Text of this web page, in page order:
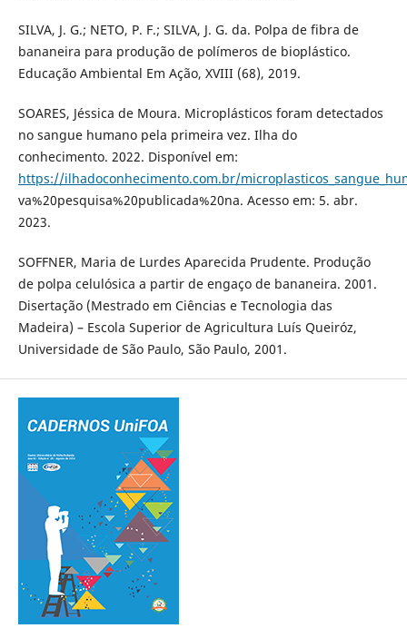
SILVA, J. G.; NETO, P. F.; SILVA, J. G. da. Polpa de fibra de
bananeira para produção de polímeros de bioplástico.
Educação Ambiental Em Ação, XVIII (68), 2019.
SOARES, Jéssica de Moura. Microplásticos foram detectados
no sangue humano pela primeira vez. Ilha do
conhecimento. 2022. Disponível em:
https://ilhadoconhecimento.com.br/
va%20pesquisa%20publicada%20na. Acesso em: 5. abr.
2023.
SOFFNER, Maria de Lurdes Aparecida Prudente. Produção
de polpa celulósica a partir de engaço de bananeira. 2001.
Disertação (Mestrado em Ciências e Tecnologia das
Madeira) – Escola Superior de Agricultura Luís Queiróz,
Universidade de São Paulo, São Paulo, 2001.